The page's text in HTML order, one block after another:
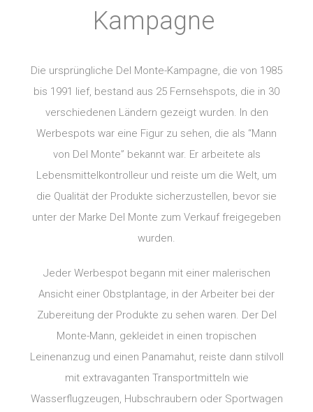
Kampagne
Die ursprüngliche Del Monte-Kampagne, die von 1985
bis 1991 lief, bestand aus 25 Fernsehspots, die in 30
verschiedenen Ländern gezeigt wurden. In den
Werbespots war eine Figur zu sehen, die als “Mann
von Del Monte” bekannt war. Er arbeitete als
Lebensmittelkontrolleur und reiste um die Welt, um
die Qualität der Produkte sicherzustellen, bevor sie
unter der Marke Del Monte zum Verkauf freigegeben
wurden.
Jeder Werbespot begann mit einer malerischen
Ansicht einer Obstplantage, in der Arbeiter bei der
Zubereitung der Produkte zu sehen waren. Der Del
Monte-Mann, gekleidet in einen tropischen
Leinenanzug und einen Panamahut, reiste dann stilvoll
mit extravaganten Transportmitteln wie
Wasserflugzeugen, Hubschraubern oder Sportwagen